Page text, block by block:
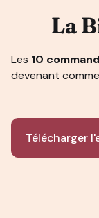
La
Les 10
devenant
Télécharger